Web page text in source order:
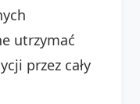
utrzymać
przez cały